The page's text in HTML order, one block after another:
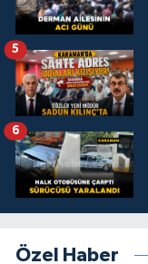
5
6
Özel Haber